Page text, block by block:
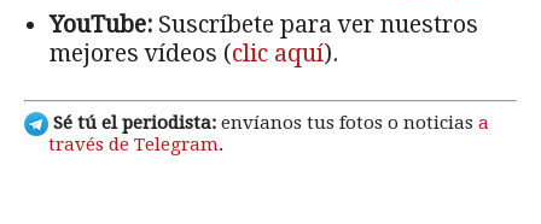
YouTube: Suscríbete para ver nuestros
mejores vídeos (clic aquí).
Sé tú el periodista: envíanos tus fotos o noticias a
través de Telegram.